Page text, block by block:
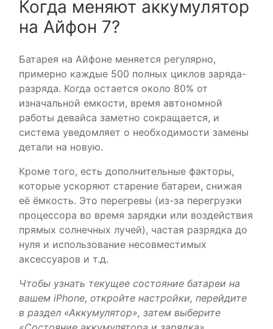
Когда меняют аккумулятор
на Айфон 7?
Батарея на Айфоне меняется регулярно,
примерно каждые 500 полных циклов заряда-
разряда. Когда остается около 80% от
изначальной емкости, время автономной
работы девайса заметно сокращается, и
система уведомляет о необходимости замены
детали на новую.
Кроме того, есть дополнительные факторы,
которые ускоряют старение батареи, снижая
её ёмкость. Это перегревы (из-за перегрузки
процессора во время зарядки или воздействия
прямых солнечных лучей), частая разрядка до
нуля и использование несовместимых
аксессуаров и т.д.
Чтобы узнать текущее состояние батареи на
вашем iPhone, откройте настройки, перейдите
в раздел «Аккумулятор», затем выберите